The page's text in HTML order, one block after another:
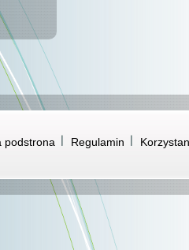
podstrona Regulamin